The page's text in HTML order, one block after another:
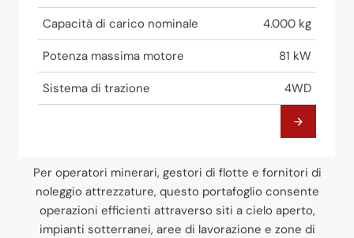
Capacità di carico nominale 4.000 kg
Potenza massima motore 81 kW
Sistema di trazione 4WD
Per operatori minerari, gestori di flotte e fornitori di
noleggio attrezzature, questo portafoglio consente
operazioni efficienti attraverso siti a cielo aperto,
impianti sotterranei, aree di lavorazione e zone di